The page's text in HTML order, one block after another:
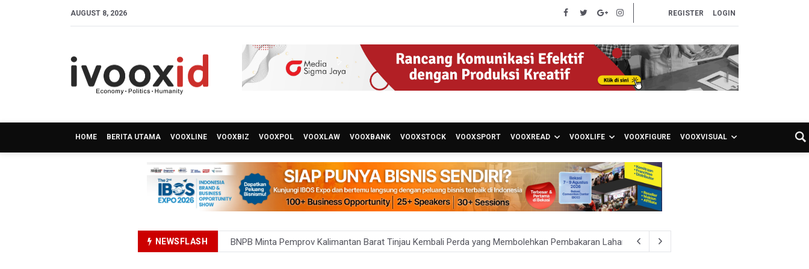
AUGUST 8, 2026 REGISTER LOGIN
HOME BERITA UTAMA VOOXLINE VOOXBIZ VOOXPOL VOOXLAW VOOXBANK VOOXSTOCK VOOXSPORT VOOXREAD VOOXLIFE VOOXFIGURE VOOXVISUAL
NEWSFLASH
BNPB Minta Pemprov Kalimantan Barat Tinjau Kembali Perda yang Membolehkan Pembakaran Lahan untuk Membuka Kebun Warga